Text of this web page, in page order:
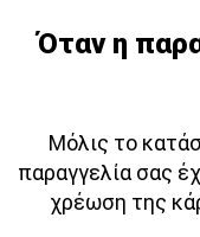
Όταν η
Μόλις το
παραγγελία σας
χρέωση της